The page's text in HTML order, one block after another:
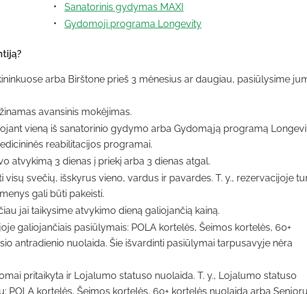
Sanatorinis gydymas MAXI
Gydomoji programa Longevity
arba Birštone prieš 3 mėnesius ar daugiau, pasiūlysime
avansinis mokėjimas.
vieną iš sanatorinio gydymo arba Gydomąją programą
reabilitacijos programai.
atvykimą 3 dienas į priekį arba 3 dienas atgal.
svečių, išskyrus vieno, vardus ir pavardes. T. y., rezervacijoje
gali būti pakeisti.
jai taikysime atvykimo dieną galiojančią kainą.
galiojančiais pasiūlymais: POLA kortelės, Šeimos kortelės, 60+
antradienio nuolaida. Šie išvardinti pasiūlymai tarpusavyje nėra
pritaikyta ir Lojalumo statuso nuolaida. T. y., Lojalumo statuso
POLA kortelės, Šeimos kortelės, 60+ kortelės nuolaida arba Senjorų